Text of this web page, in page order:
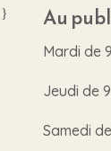
} Au
Mardi de
Jeudi de
Samedi